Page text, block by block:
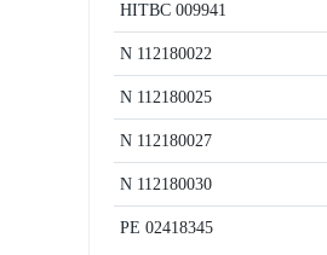
HITBC 009941
N 112180022
N 112180025
N 112180027
N 112180030
PE 02418345